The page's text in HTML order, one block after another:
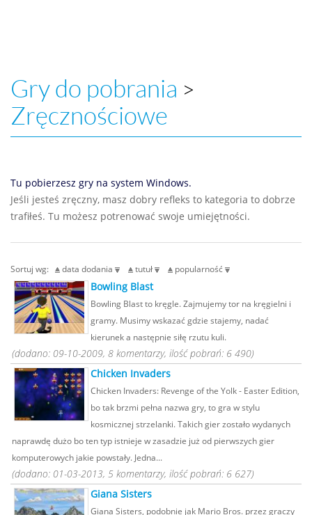
Gry do pobrania >
Zręcznościowe
Tu pobierzesz gry na system Windows.
Jeśli jesteś zręczny, masz dobry refleks to kategoria to dobrze
trafiłeś. Tu możesz potrenować swoje umiejętności.
Sortuj wg: data dodania tutuł popularność
Bowling Blast
Bowling Blast to kręgle. Zajmujemy tor na kręgielni i
gramy. Musimy wskazać gdzie stajemy, nadać
kierunek a następnie siłę rzutu kuli.
(dodano: 09-10-2009, 8 komentarzy, ilość pobrań: 6 490)
Chicken Invaders
Chicken Invaders: Revenge of the Yolk - Easter Edition,
bo tak brzmi pełna nazwa gry, to gra w stylu
kosmicznej strzelanki. Takich gier zostało wydanych
naprawdę dużo bo ten typ istnieje w zasadzie już od pierwszych gier
komputerowych jakie powstały. Jedna...
(dodano: 01-03-2013, 5 komentarzy, ilość pobrań: 6 627)
Giana Sisters
Giana Sisters, podobnie jak Mario Bros. przez graczy